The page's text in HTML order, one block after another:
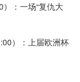
）：一场“复仇大
）：上届欧洲杯